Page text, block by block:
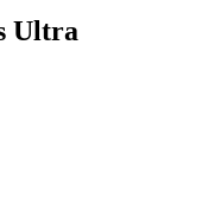
Ultra